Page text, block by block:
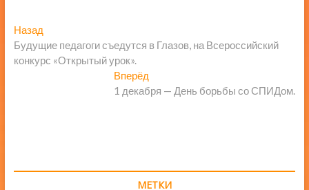
Навигация
по
НазадПредыдущая
запись:
Будущие педагоги съедутся в Глазов, на Всероссийский
конкурс «Открытый урок».
Вперёд
запись:
1 декабря — День борьбы со СПИДом.
МЕТКИ